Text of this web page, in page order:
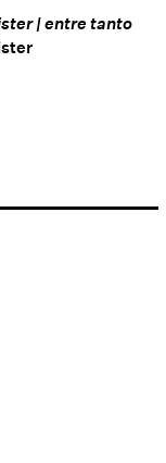
| entre tanto